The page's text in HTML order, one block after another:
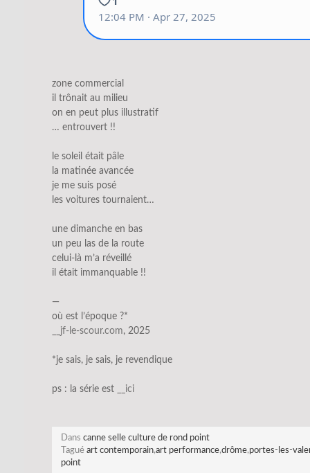
zone commercial
il trônait au milieu
on en peut plus illustratif
… entrouvert !!
le soleil était pâle
la matinée avancée
je me suis posé
les voitures tournaient…
une dimanche en bas
un peu las de la route
celui-là m’a réveillé
il était immanquable !!
—
où est l’époque ?*
__jf-le-scour.com, 2025
*je sais, je sais, je revendique
ps : la série est __ici
Dans canne selle culture de rond point
Tagué art contemporain,art performance,drôme,portes-les-
point